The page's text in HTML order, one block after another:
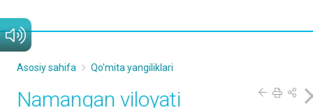
Asosiy sahifa Qo'mita yangiliklari
Namangan viloyati